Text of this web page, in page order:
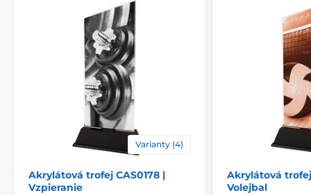
Varianty (4)
Akrylátová trofej CAS0178 |
Vzpieranie
Akrylátová trofej
Volejbal